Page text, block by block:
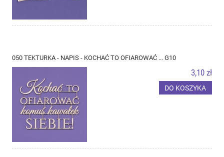
050 TEKTURKA - NAPIS - KOCHAĆ TO OFIAROWAĆ ... G10
3,10 zł
DO KOSZYKA